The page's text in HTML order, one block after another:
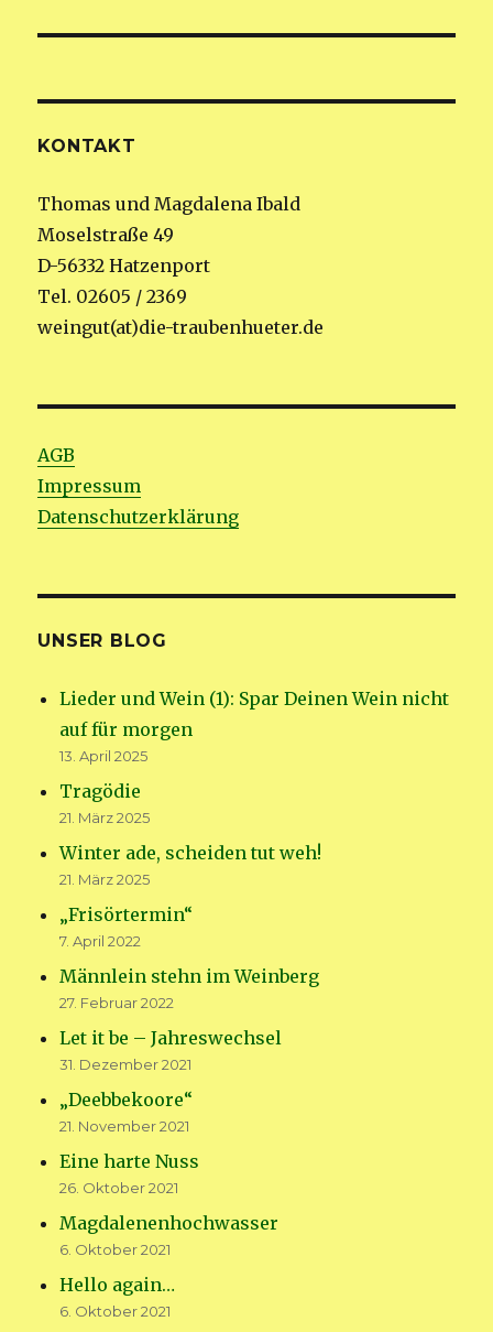
KONTAKT
Thomas und Magdalena Ibald
Moselstraße 49
D-56332 Hatzenport
Tel. 02605 / 2369
weingut(at)die-traubenhueter.de
AGB
Impressum
Datenschutzerklärung
UNSER BLOG
Lieder und Wein (1): Spar Deinen Wein nicht
auf für morgen
13. April 2025
Tragödie
21. März 2025
Winter ade, scheiden tut weh!
21. März 2025
„Frisörtermin“
7. April 2022
Männlein stehn im Weinberg
27. Februar 2022
Let it be – Jahreswechsel
31. Dezember 2021
„Deebbekoore“
21. November 2021
Eine harte Nuss
26. Oktober 2021
Magdalenenhochwasser
6. Oktober 2021
Hello again…
6. Oktober 2021